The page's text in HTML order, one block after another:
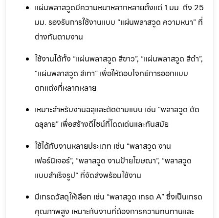
แผ่นพลาสวูดมีความหนาหลากหลายตั้งแต่ 1 มม. ถึง 25
มม. รองรับการใช้งานแบบ “แผ่นพลาสวูด ความหนา” ที่
ต่างกันตามงาน
ใช้งานได้ทั้ง “แผ่นพลาสวูด สีขาว”, “แผ่นพลาสวูด สีดำ”,
“แผ่นพลาสวูด สีเทา” เพื่อให้ตอบโจทย์การออกแบบ
ตกแต่งที่หลากหลาย
เหมาะสำหรับงานฉลุและตัดตามแบบ เช่น “พลาสวูด ตัด
ฉลุลาย” เพื่อสร้างดีไซน์ที่โดดเด่นและทันสมัย
ใช้ได้กับงานหลายประเภท เช่น “พลาสวูด งาน
เฟอร์นิเจอร์”, “พลาสวูด งานป้ายโฆษณา”, “พลาสวูด
แบบสำเร็จรูป” ที่จัดส่งพร้อมใช้งาน
มีเกรดวัสดุให้เลือก เช่น “พลาสวูด เกรด A” ซึ่งเป็นเกรด
คุณภาพสูง เหมาะกับงานที่ต้องการความทนทานและ